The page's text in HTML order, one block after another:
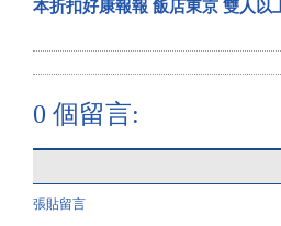
本折扣好康報報 飯店東京 雙人以
0 個留言:
張貼留言